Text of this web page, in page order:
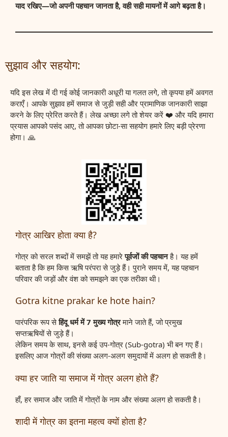
याद रखिए—जो अपनी पहचान जानता है, वही सही मायनों में आगे बढ़ता है।
सुझाव और सहयोग:
यदि इस लेख में दी गई कोई जानकारी अधूरी या गलत लगे, तो कृपया हमें अवगत
कराएँ। आपके सुझाव हमें समाज से जुड़ी सही और प्रामाणिक जानकारी साझा
करने के लिए प्रेरित करते हैं। लेख अच्छा लगे तो शेयर करें ❤️ और यदि हमारा
प्रयास आपको पसंद आए, तो आपका छोटा-सा सहयोग हमारे लिए बड़ी प्रेरणा
होगा। 🙏
गोत्र आखिर होता क्या है?
गोत्र को सरल शब्दों में समझें तो यह हमारेपूर्वजों की पहचानहै। यह हमें
बताता है कि हम किस ऋषि परंपरा से जुड़े हैं। पुराने समय में, यह पहचान
परिवार की जड़ों और वंश को समझने का एक तरीका थी।
Gotra kitne prakar ke hote hain?
पारंपरिक रूप सेहिंदू धर्म में 7 मुख्य गोत्रमाने जाते हैं, जो प्रमुख
सप्तऋषियों से जुड़े हैं।
लेकिन समय के साथ, इनसे कई उप-गोत्र (Sub-gotra) भी बन गए हैं।
इसलिए आज गोत्रों की संख्या अलग-अलग समुदायों में अलग हो सकती है।
क्या हर जाति या समाज में गोत्र अलग होते हैं?
हाँ, हर समाज और जाति में गोत्रों के नाम और संख्या अलग हो सकती है।
शादी में गोत्र का इतना महत्व क्यों होता है?